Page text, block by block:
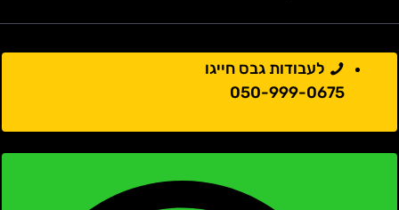
לעבודות גבס חייגו
050-999-0675